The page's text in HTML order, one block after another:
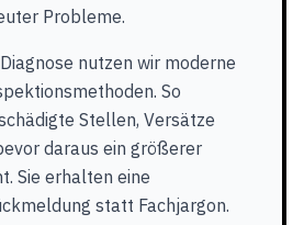
Probleme.
nutzen wir moderne
So
Stellen, Versätze
daraus ein größerer
Sie erhalten eine
statt Fachjargon.